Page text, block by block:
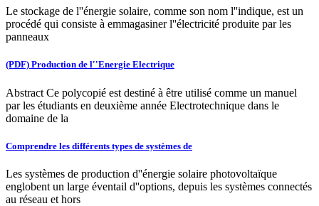
Le stockage de l''énergie solaire, comme son nom l''indique, est un
procédé qui consiste à emmagasiner l''électricité produite par les
panneaux
(PDF) Production de l''Energie Electrique
Abstract Ce polycopié est destiné à être utilisé comme un manuel
par les étudiants en deuxième année Electrotechnique dans le
domaine de la
Comprendre les différents types de systèmes de
Les systèmes de production d''énergie solaire photovoltaïque
englobent un large éventail d''options, depuis les systèmes connectés
au réseau et hors